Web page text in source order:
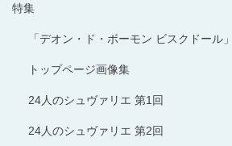
特集
「デオン・ド・ボーモン ビスクドール
トップページ画像集
24人のシュヴァリエ 第1回
24人のシュヴァリエ 第2回